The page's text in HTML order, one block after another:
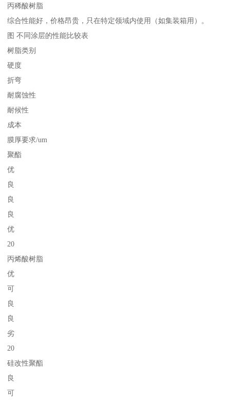
丙稀酸树脂
综合性能好，价格昂贵，只在特定领域内使用（如集装箱用）。
图 不同涂层的性能比较表
树脂类别
硬度
折弯
耐腐蚀性
耐候性
成本
膜厚要求/um
聚酯
优
良
良
良
优
20
丙烯酸树脂
优
可
良
良
劣
20
硅改性聚酯
良
可